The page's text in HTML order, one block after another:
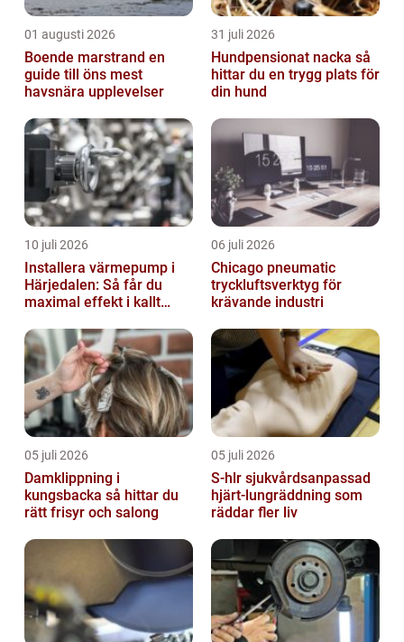
01 augusti 2026
Boende marstrand en
guide till öns mest
havsnära upplevelser
31 juli 2026
Hundpensionat nacka så
hittar du en trygg plats för
din hund
10 juli 2026
Installera värmepump i
Härjedalen: Så får du
maximal effekt i kallt
06 juli 2026
Chicago pneumatic
tryckluftsverktyg för
krävande industri
05 juli 2026
Damklippning i
kungsbacka så hittar du
rätt frisyr och salong
05 juli 2026
S-hlr sjukvårdsanpassad
hjärt-lungräddning som
räddar fler liv